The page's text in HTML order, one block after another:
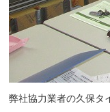
弊社協力業者の久保タ